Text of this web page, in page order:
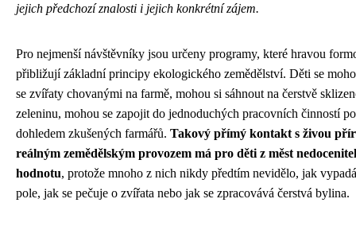
jejich předchozí znalosti i jejich konkrétní zájem.
Pro nejmenší návštěvníky jsou určeny programy, které hravou
přibližují základní principy ekologického zemědělství. Děti se
se zvířaty chovanými na farmě, mohou si sáhnout na čerstvě
zeleninu, mohou se zapojit do jednoduchých pracovních činností
dohledem zkušených farmářů. Takový přímý kontakt s živou
reálným zemědělským provozem má pro děti z měst
hodnotu, protože mnoho z nich nikdy předtím nevidělo, jak
pole, jak se pečuje o zvířata nebo jak se zpracovává čerstvá bylina.